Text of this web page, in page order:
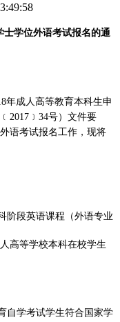
士学位外语考试报名的通
年成人高等教育本科生申
2017 ﹞ 34号）文件要
语考试报名工作，现将
阶段英语课程（外语专业
高等学校本科在校学生
自学考试学生符合国家学